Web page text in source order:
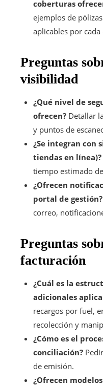
coberturas
ejemplos de
aplicables por cada
Preguntas
visibilidad
¿Qué nivel de
ofrecen? Detallar
y puntos de
¿Se integran con
tiendas en línea)?
tiempo estimado
¿Ofrecen
portal de gestión?
correo,
Preguntas
facturación
¿Cuál es la
adicionales
recargos por fuel,
recolección y
¿Cómo es el
conciliación?
de emisión.
¿Ofrecen